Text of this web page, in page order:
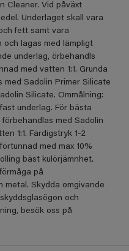
Cleaner. Vid påväxt
Underlaget skall vara
fett samt vara
och lagas med lämpligt
underlag, örbehandls
med vatten 1:1. Grunda
med Sadolin Primer Silicate
Silicate. Ommålning:
underlag. För bästa
med Sadolin
1:1. Färdigstryk 1-2
med max 10%
bäst kulörjämnhet.
på
metal. Skydda omgivande
och
besök oss på